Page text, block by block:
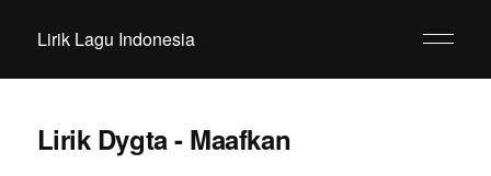
Lirik Lagu Indonesia
Lirik Dygta - Maafkan